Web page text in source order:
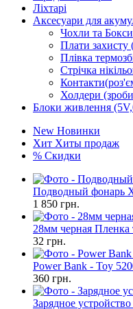
Ліхтарі
Аксесуари для
Чохли та Бокси
Плати
Плівка
Стрічка
Холдери
Блоки живлення
New Новинки
Хит Хиты продаж
% Скидки
Подводный фонарь
1 850 грн.
28мм черная Пленка
32 грн.
Power Bank - Toy
360 грн.
Зарядное